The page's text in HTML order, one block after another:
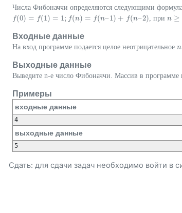
Числа Фибоначчи определяются следующими
f(0) = f(1) = 1; f(n) = f(n–1) + f(n–2)
f(0)= f(1 )= 1;f (n) =f n–1) +f( n–2) , приn ≥
n≥2
Входные данные
На вход программе подается целое неотрицательное n
n
Выходные данные
Выведите n-е число Фибоначчи. Массив в программе
Примеры
входные данные
4
выходные данные
5
Сдать: для сдачи задач необходимо войти в